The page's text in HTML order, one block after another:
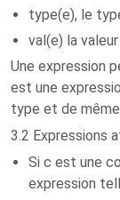
type(e), le
val(e) la
Une expression
est une
type et de
3.2 Expressions
Si c est une
expression